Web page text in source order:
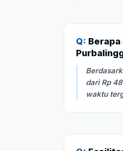
Q:
dari Rp
waktu